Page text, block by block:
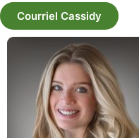
Courriel Cassidy